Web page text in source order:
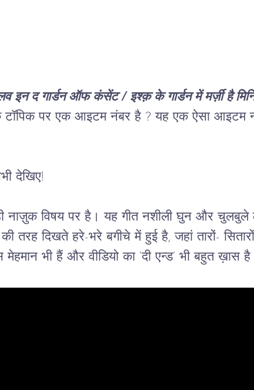
इन द गार्डन ऑफ कंसेंट / इश्क़ के गार्डन में मर्ज़ी है
के टॉपिक पर एक आइटम नंबर है ? यह एक ऐसा
देखिए!
नाज़ुक विषय पर है। यह गीत नशीली घुन और चुलबुले
तरह दिखते हरे-भरे बगीचे में हुई है, जहां तारों-
भी हैं और वीडियो का ‘दी एन्ड’ भी बहुत ख़ास है।